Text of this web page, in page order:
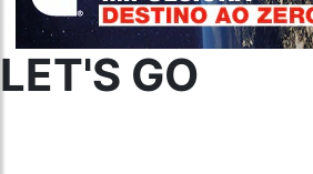
LET'S GO